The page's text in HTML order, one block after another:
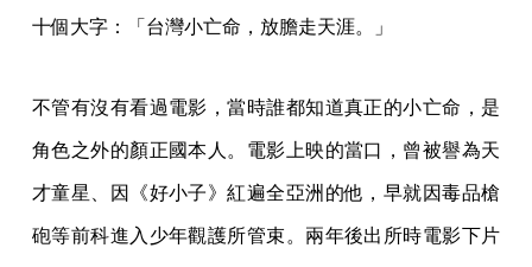
十個大字：「台灣小亡命，放膽走天涯。」
不管有沒有看過電影，當時誰都知道真正的小亡命，是
角色之外的顏正國本人。電影上映的當口，曾被譽為天
才童星、因《好小子》紅遍全亞洲的他，早就因毒品槍
砲等前科進入少年觀護所管束。兩年後出所時電影下片